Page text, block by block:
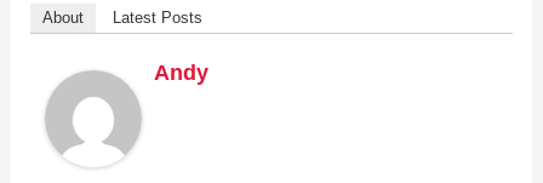
About Latest Posts
Andy